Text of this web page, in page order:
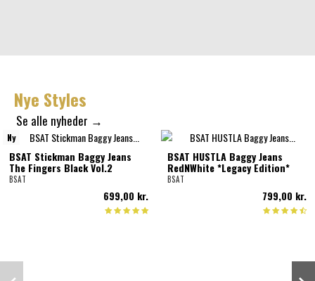
Nye Styles
Se alle nyheder →
Ny
BSAT Stickman Baggy Jeans
The Fingers Black Vol.2
BSAT
699,00 kr.
BSAT HUSTLA Baggy Jeans
RedNWhite *Legacy Edition*
BSAT
799,00 kr.